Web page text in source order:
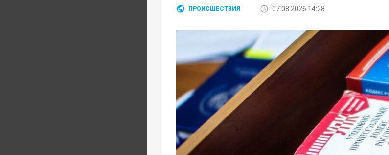
ПРОИСШЕСТВИЯ 07.08.2026 14:28